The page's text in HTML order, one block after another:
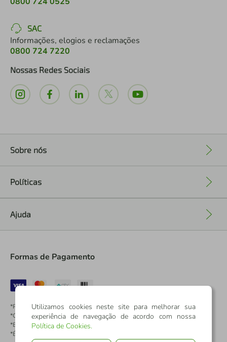
SAC
Informações, elogios e reclamações
0800 724 7220
Nossas Redes Sociais
Sobre nós
Políticas
Ajuda
Formas de Pagamento
*Pontos dos Cartões Sicredi
*Cartões Sicredi
*Boleto exclusivo para associados PJ
*É vedada a cobrança de preço superior, valor ou encargo adicional para
Utilizamos cookies neste site para melhorar sua
experiência de navegação de acordo com nossa
Política de Cookies.